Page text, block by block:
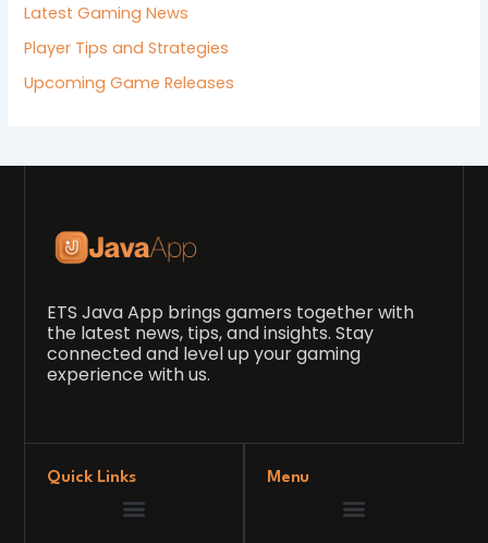
Latest Gaming News
Player Tips and Strategies
Upcoming Game Releases
ETS Java App brings gamers together with
the latest news, tips, and insights. Stay
connected and level up your gaming
experience with us.
Quick Links Menu